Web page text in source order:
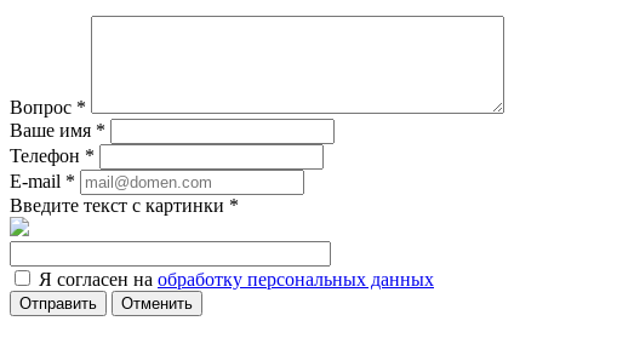
Вопрос *
Ваше имя *
Телефон *
E-mail *
Введите текст с картинки *
Я согласен на обработку персональных данных
Отменить